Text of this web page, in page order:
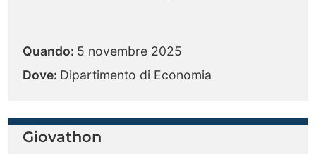
Quando: 5 novembre 2025
Dove: Dipartimento di Economia
Giovathon